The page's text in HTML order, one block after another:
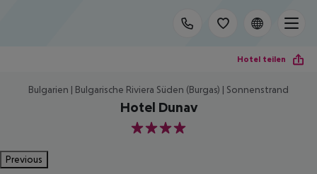
Hotel teilen
Bulgarien | Bulgarische Riviera Süden (Burgas) | Sonnenstrand
Hotel Dunav
4
Previous